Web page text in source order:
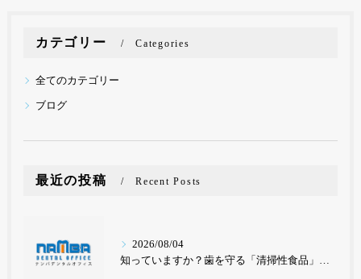
カテゴリー Categories
全てのカテゴリー
ブログ
最近の投稿 Recent Posts
2026/08/04
知っていますか？歯を守る「清掃性食品」と要注意の「停滞性食品」